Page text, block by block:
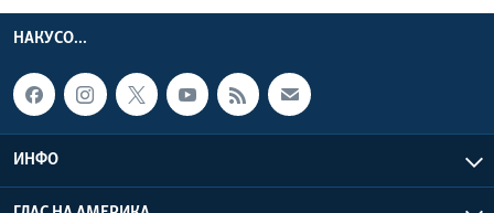
НАКУСО...
ИНФО